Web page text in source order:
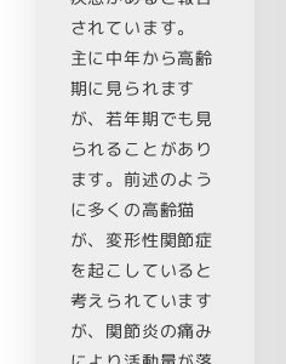
されています。
主に中年から高齢
期に見られます
が、若年期でも見
られることがあり
ます。前述のよう
に多くの高齢猫
が、変形性関節症
を起こしていると
考えられています
が、関節炎の痛み